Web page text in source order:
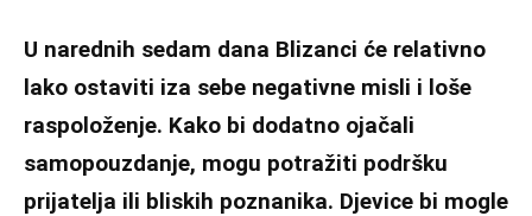
U narednih sedam dana Blizanci će relativno
lako ostaviti iza sebe negativne misli i loše
raspoloženje. Kako bi dodatno ojačali
samopouzdanje, mogu potražiti podršku
prijatelja ili bliskih poznanika. Djevice bi mogle